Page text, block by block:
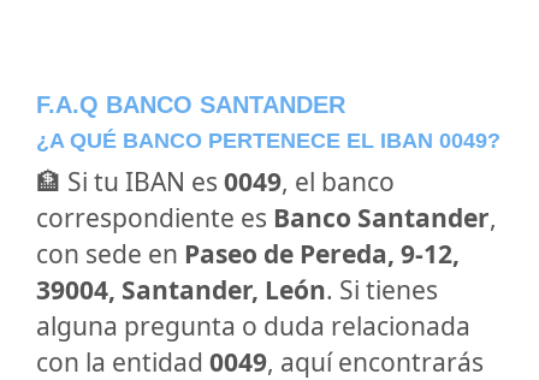
F.A.Q BANCO SANTANDER
¿A QUÉ BANCO PERTENECE EL IBAN 0049?
🏦 Si tu IBAN es 0049, el banco
correspondiente es Banco Santander,
con sede en Paseo de Pereda, 9-12,
39004, Santander, León. Si tienes
alguna pregunta o duda relacionada
con la entidad 0049, aquí encontrarás